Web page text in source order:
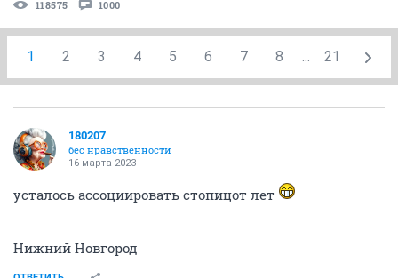
118575 1000
1 2 3 4 5 6 7 8 ... 21
180207
бес нравственности
16 марта 2023
усталось ассоциировать стопицот лет
Нижний Новгород